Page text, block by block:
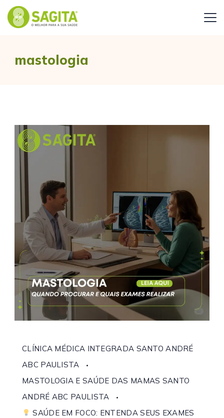
mastologia
CLÍNICA MÉDICA INTEGRADA SANTO ANDRÉ
ABC PAULISTA
MASTOLOGIA E SAÚDE DAS MAMAS SANTO
ANDRÉ ABC PAULISTA
SAÚDE EM FOCO: ENTENDA SEUS EXAMES